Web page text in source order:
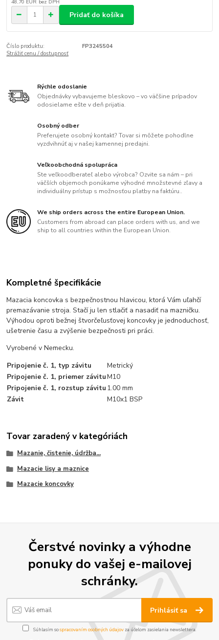
48,70 EUR bez DPH
Pridať do košíka
Číslo produktu:
FP3245504
Strážiť cenu / dostupnosť
Rýchle odoslanie
Objednávky vybavujeme bleskovo – vo väčšine prípadov
odosielame ešte v deň prijatia.
Osobný odber
Preferujete osobný kontakt? Tovar si môžete pohodlne
vyzdvihnúť aj v našej kamennej predajni.
Veľkoobchodná spolupráca
Ste veľkoodberateľ alebo výrobca? Ozvite sa nám – pri
väčších objemoch ponúkame výhodné množstevné zľavy a
individuálny prístup s možnosťou platby na faktúru..
We ship orders across the entire European Union.
Customers from abroad can place orders with us, and we
ship to all countries within the European Union.
Kompletné špecifikácie
Mazacia koncovka s bezpečnostnou hlavicou, ktorá Vám uľahčí
premazávanie stroja. Stačí ju len stlačiť a nasadiť na mazničku.
Výhodou oproti bežnej štvorčeľusťovej koncovky je jednoduchosť,
ušetrenie času a zvýšenie bezpečnosti pri práci.
Vyrobené v Nemecku.
Pripojenie č. 1, typ závitu
Metrický
Pripojenie č. 1, priemer závituM10
Pripojenie č. 1, rozstup závitu 1.00 mm
Závit
M10x1 BSP
Tovar zaradený v kategóriách
Mazanie, čistenie, údržba...
Mazacie lisy a maznice
Mazacie koncovky
Čerstvé novinky a výhodne
ponuky do vašej e-mailovej
schránky.
Prihlásiť sa
Súhlasím sospracovaním osobných údajov za účelom zasielania newslettera.